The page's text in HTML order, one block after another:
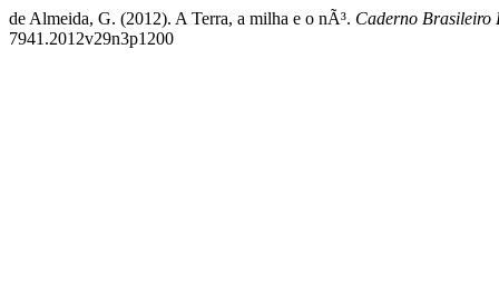
de Almeida, G. (2012). A Terra, a milha e o nÃ³. Caderno Brasileiro
7941.2012v29n3p1200